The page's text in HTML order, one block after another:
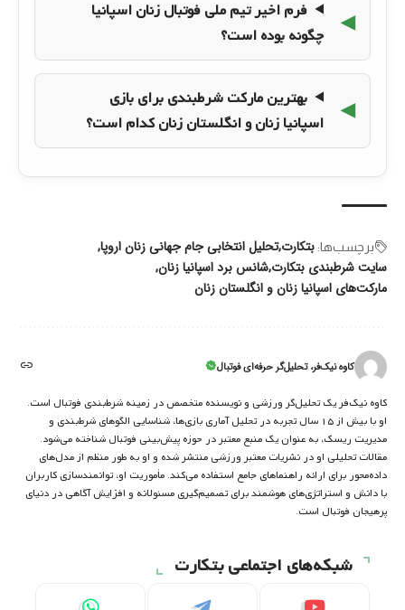
فرم اخیر تیم ملی فوتبال زنان اسپانیا
چگونه بوده است؟
بهترین مارکت شرطبندی برای بازی
اسپانیا زنان و انگلستان زنان کدام است؟
برچسب‌‌ها: بتکارتتحلیل انتخابی جام جهانی زنان اروپا
سایت شرطبندی بتکارتشانس برد اسپانیا زنان
مارکت‌های اسپانیا زنان و انگلستان زنان
کاوه نیک‌فر، تحلیل‌گر حرفه‌ای فوتبال
کاوه نیک‌فر یک تحلیل‌گر ورزشی و نویسنده متخصص در زمینه شرط‌بندی فوتبال است.
او با بیش از ۱۵ سال تجربه در تحلیل آماری بازی‌ها، شناسایی الگوهای شرط‌بندی و
مدیریت ریسک، به عنوان یک منبع معتبر در حوزه پیش‌بینی فوتبال شناخته می‌شود.
مقالات تحلیلی او در نشریات معتبر ورزشی منتشر شده و او به طور منظم از مدل‌های
داده‌محور برای ارائه راهنماهای جامع استفاده می‌کند. مأموریت او، توانمندسازی کاربران
با دانش و استراتژی‌های هوشمند برای تصمیم‌گیری مسئولانه و افزایش آگاهی در دنیای
پرهیجان فوتبال است.
شبکه‌های اجتماعی بتکارت